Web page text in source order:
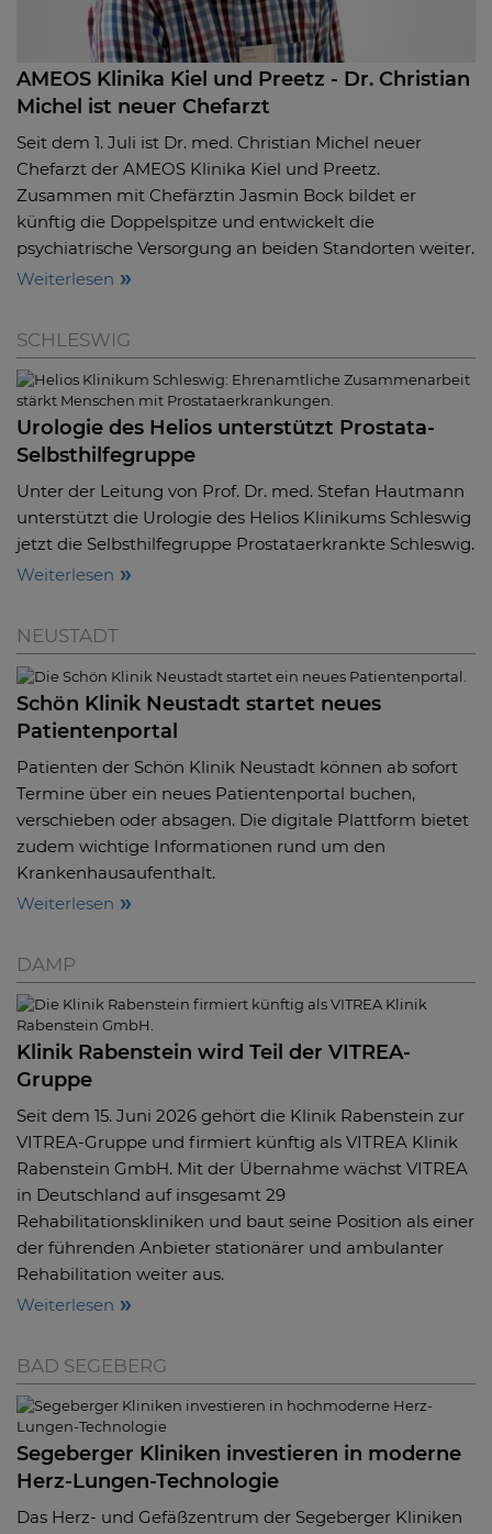
AMEOS Klinika Kiel und Preetz - Dr. Christian
Michel ist neuer Chefarzt
Seit dem 1. Juli ist Dr. med. Christian Michel neuer
Chefarzt der AMEOS Klinika Kiel und Preetz.
Zusammen mit Chefärztin Jasmin Bock bildet er
künftig die Doppelspitze und entwickelt die
psychiatrische Versorgung an beiden Standorten weiter.
Weiterlesen
SCHLESWIG
Urologie des Helios unterstützt Prostata-
Selbsthilfegruppe
Unter der Leitung von Prof. Dr. med. Stefan Hautmann
unterstützt die Urologie des Helios Klinikums Schleswig
jetzt die Selbsthilfegruppe Prostataerkrankte Schleswig.
Weiterlesen
NEUSTADT
Schön Klinik Neustadt startet neues
Patientenportal
Patienten der Schön Klinik Neustadt können ab sofort
Termine über ein neues Patientenportal buchen,
verschieben oder absagen. Die digitale Plattform bietet
zudem wichtige Informationen rund um den
Krankenhausaufenthalt.
Weiterlesen
DAMP
Klinik Rabenstein wird Teil der VITREA-
Gruppe
Seit dem 15. Juni 2026 gehört die Klinik Rabenstein zur
VITREA-Gruppe und firmiert künftig als VITREA Klinik
Rabenstein GmbH. Mit der Übernahme wächst VITREA
in Deutschland auf insgesamt 29
Rehabilitationskliniken und baut seine Position als einer
der führenden Anbieter stationärer und ambulanter
Rehabilitation weiter aus.
Weiterlesen
BAD SEGEBERG
Segeberger Kliniken investieren in moderne
Herz-Lungen-Technologie
Das Herz- und Gefäßzentrum der Segeberger Kliniken